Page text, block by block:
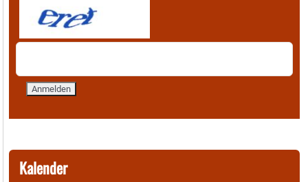
Kalender